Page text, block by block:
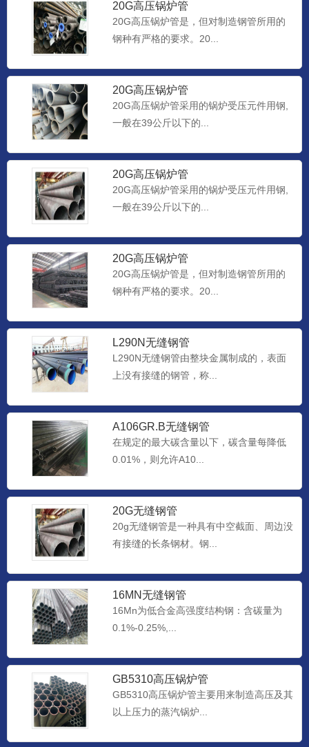
20G高压锅炉管
20G高压锅炉管是，但对制造钢管所用的
钢种有严格的要求。20...
20G高压锅炉管
20G高压锅炉管采用的锅炉受压元件用钢,
一般在39公斤以下的...
20G高压锅炉管
20G高压锅炉管采用的锅炉受压元件用钢,
一般在39公斤以下的...
20G高压锅炉管
20G高压锅炉管是，但对制造钢管所用的
钢种有严格的要求。20...
L290N无缝钢管
L290N无缝钢管由整块金属制成的，表面
上没有接缝的钢管，称...
A106GR.B无缝钢管
在规定的最大碳含量以下，碳含量每降低
0.01%，则允许A10...
20G无缝钢管
20g无缝钢管是一种具有中空截面、周边没
有接缝的长条钢材。钢...
16MN无缝钢管
16Mn为低合金高强度结构钢：含碳量为
0.1%-0.25%,...
GB5310高压锅炉管
GB5310高压锅炉管主要用来制造高压及其
以上压力的蒸汽锅炉...